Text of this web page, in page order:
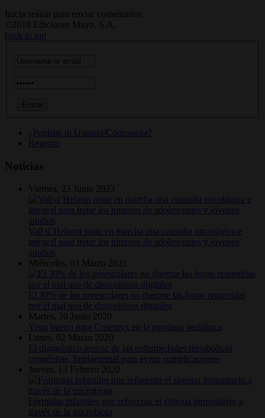
Inicia sesión para enviar comentarios
©2018 Ediciones Mayo, S.A.
back to top
¿Perdiste tu Usuario/Contraseña?
Registro
Noticias
Viernes, 23 Junio 2023
Vall d’Hebron pone en marcha una consulta oncológica e
integral para tratar los tumores de adolescentes y jóvenes
adultos
Miércoles, 03 Marzo 2021
El 30% de los preescolares no duerme las horas requeridas
por el mal uso de dispositivos digitales
Martes, 30 Junio 2020
Visto bueno para Cosentyx en la psoriasis pediátrica
Lunes, 02 Marzo 2020
El diagnóstico precoz de las enfermedades metabólicas
congénitas, fundamental para evitar complicaciones
Jueves, 13 Febrero 2020
Fórmulas infantiles que refuerzan el sistema inmunitario a
través de la microbiota